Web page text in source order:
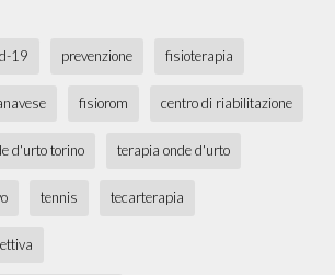
19 prevenzione fisioterapia
fisiorom centro di riabilitazione
d'urto torino terapia onde d'urto
tennis tecarterapia